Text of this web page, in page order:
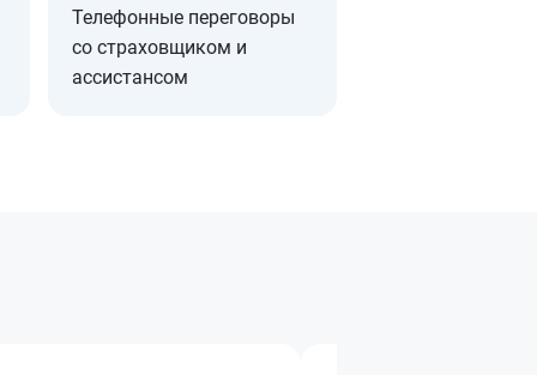
Телефонные переговоры
со страховщиком и
ассистансом